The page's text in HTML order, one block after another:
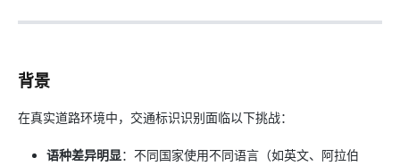
背景
在真实道路环境中，交通标识识别面临以下挑战：
语种差异明显：不同国家使用不同语言（如英文、阿拉伯